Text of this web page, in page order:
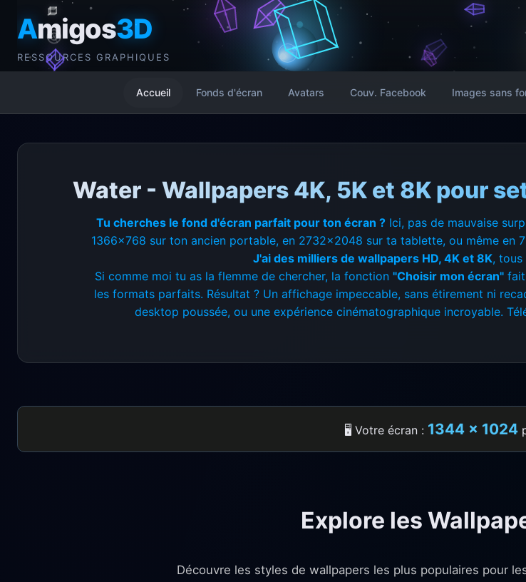
Amigos3D
RESSOURCES GRAPHIQUES
Accueil Fonds d'écran Avatars Couv. Facebook Images sans
Water - Wallpapers 4K, 5K et 8K pour
Tu cherches le fond d'écran parfait pour ton écran ? Ici, pas de mauvaise
1366x768 sur ton ancien portable, en 2732x2048 sur ta tablette, ou même en
J'ai des milliers de wallpapers HD, 4K et 8K, tous
Si comme moi tu as la flemme de chercher, la fonction "Choisir mon écran"fait
les formats parfaits. Résultat ? Un affichage impeccable, sans étirement ni
desktop poussée, ou une expérience cinématographique incroyable.
🖥️ Votre écran : 1344 × 1024
Explore les
Découvre les styles de wallpapers les plus populaires pour